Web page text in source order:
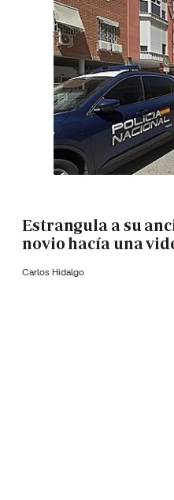
Estrangula a su
novio hacía una
Carlos Hidalgo